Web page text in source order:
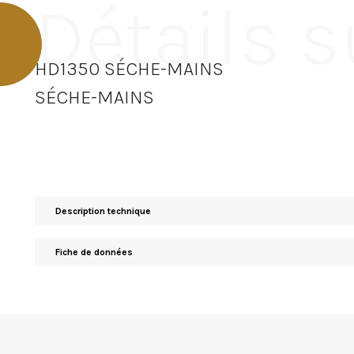
Détails
HD1350 SÉCHE-MAINS
SÉCHE-MAINS
Description technique
Fiche de données